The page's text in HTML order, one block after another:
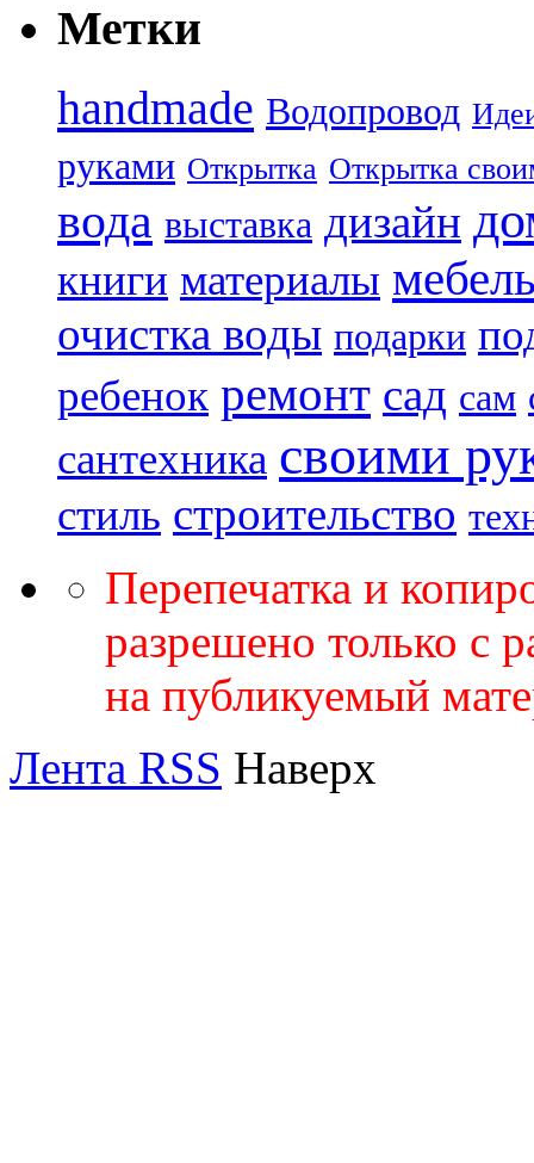
Метки
handmade Водопровод
руками Открытка Открытка
вода выставка дизайн
книги материалы
очистка воды подарки
ребенок ремонт сад сам
сантехника своими
стиль строительство
Перепечатка и
разрешено только с
на публикуемый
Лента RSS Наверх